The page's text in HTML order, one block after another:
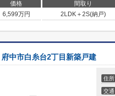
価格 間取り
6,599万円 2LDK＋2S(納戸)
府中市白糸台2丁目新築戸建
住所
交通